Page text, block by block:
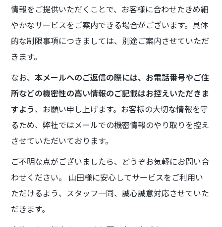
情報をご提供いただくことで、お客様に合わせたきめ細
やかなサービスをご案内できる場合がございます。具体
的な制限事項につきましては、別途ご案内させていただ
きます。
なお、本メールへのご返信の際には、お電話番号やご住
所などの機密性の高い情報のご記載はお控えいただきま
すよう、お願い申し上げます。お客様の大切な情報を守
るため、弊社ではメールでの機密情報のやり取りを控え
させていただいております。
ご不明な点がございましたら、どうぞお気軽にお問い合
わせください。 山田様に安心してサービスをご利用い
ただけるよう、スタッフ一同、誠心誠意対応させていた
だきます。